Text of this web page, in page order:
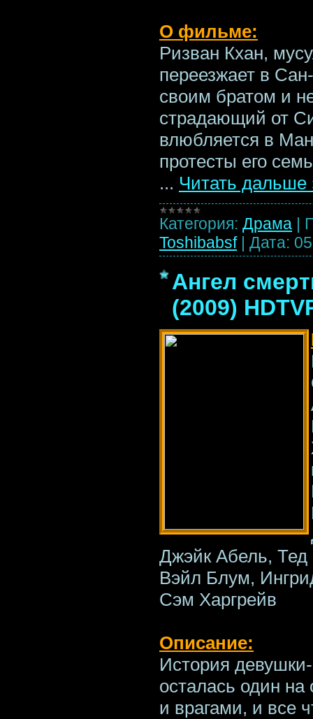
О фильме:
Ризван Кхан,
переезжает в
своим братом и
страдающий от
влюбляется в
протесты его
... Читать дальше
Категория: Драма |
Toshibabsf | Дата:
Ангел
(2009)
Джэйк Абель,
Вэйл Блум,
Сэм Харгрейв
Описание:
История
осталась один
и врагами, и все